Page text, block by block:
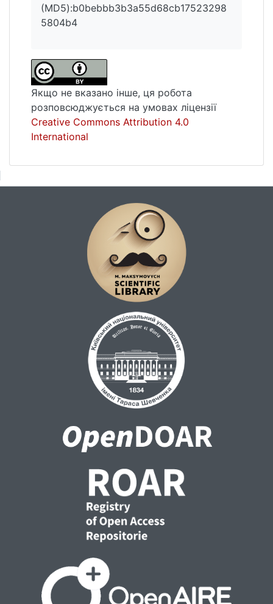
(MD5):b0bebbb3b3a55d68cb17523298
5804b4
Якщо не вказано інше, ця робота
розповсюджується на умовах ліцензії
Creative Commons Attribution 4.0
International